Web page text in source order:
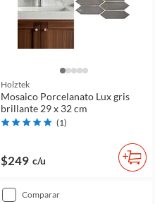
Holztek
Mosaico Porcelanato Lux gris
brillante 29 x 32 cm
(1)
$249 c/u
comparar